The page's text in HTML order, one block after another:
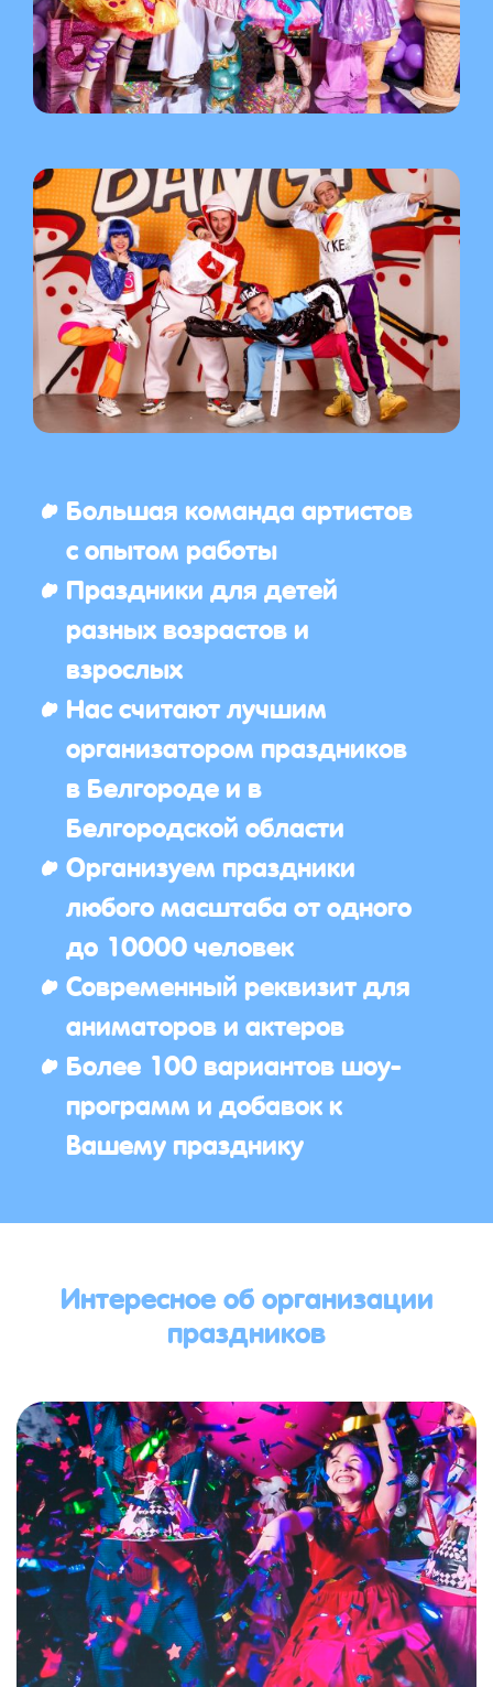
Большая команда артистов
с опытом работы
Праздники для детей
разных возрастов и
взрослых
Нас считают лучшим
организатором праздников
в Белгороде и в
Белгородской области
Организуем праздники
любого масштаба от одного
до 10000 человек
Современный реквизит для
аниматоров и актеров
Более 100 вариантов шоу-
программ и добавок к
Вашему празднику
Интересное об организации
праздников